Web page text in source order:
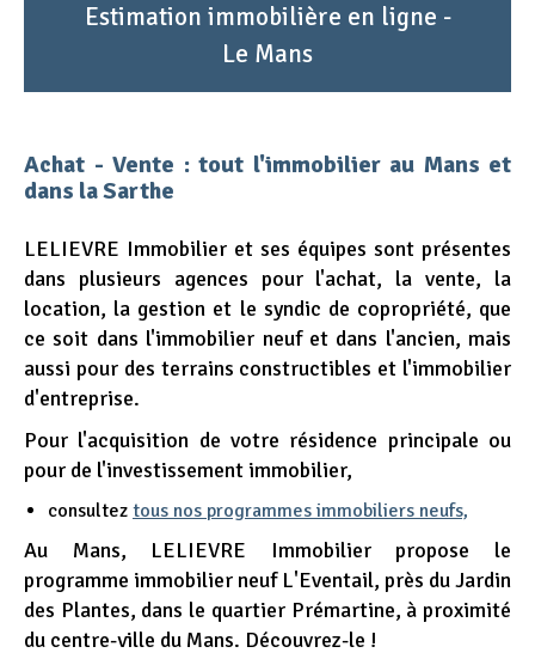
Estimation immobilière en ligne -
Le Mans
Achat - Vente : tout l'immobilier au Mans et
dans la Sarthe
LELIEVRE Immobilier et ses équipes sont présentes
dans plusieurs agences pour l'achat, la vente, la
location, la gestion et le syndic de copropriété, que
ce soit dans l'immobilier neuf et dans l'ancien, mais
aussi pour des terrains constructibles et l'immobilier
d'entreprise.
Pour l'acquisition de votre résidence principale ou
pour de l'investissement immobilier,
consultez tous nos programmes immobiliers neufs,
Au Mans, LELIEVRE Immobilier propose le
programme immobilier neuf L'Eventail, près du Jardin
des Plantes, dans le quartier Prémartine, à proximité
du centre-ville du Mans. Découvrez-le !